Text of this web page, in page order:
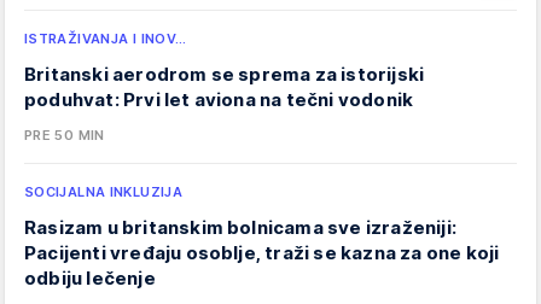
ISTRAŽIVANJA I INOV…
Britanski aerodrom se sprema za istorijski
poduhvat: Prvi let aviona na tečni vodonik
PRE 50 MIN
SOCIJALNA INKLUZIJA
Rasizam u britanskim bolnicama sve izraženiji:
Pacijenti vređaju osoblje, traži se kazna za one koji
odbiju lečenje